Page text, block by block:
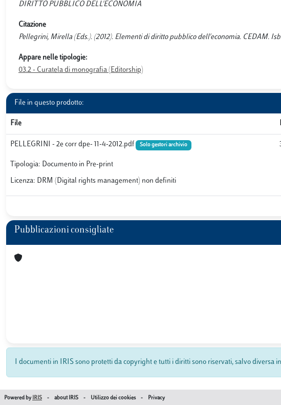
DIRITTO PUBBLICO DELL'ECONOMIA
Citazione
Pellegrini, Mirella (Eds.). (2012). Elementi di diritto pubblico dell'economia. CEDAM.
Appare nelle tipologie:
03.2 - Curatela di monografia (Editorship)
File in questo prodotto:
File
PELLEGRINI - 2e corr dpe- 11-4-2012.pdf Solo gestori archivio
Tipologia: Documento in Pre-print
Licenza: DRM (Digital rights management) non definiti
Pubblicazioni consigliate
I documenti in IRIS sono protetti da copyright e tutti i diritti sono riservati, salvo diversa
Powered by IRIS - about IRIS - Utilizzo dei cookies - Privacy